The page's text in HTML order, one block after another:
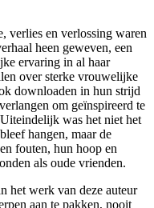
verlies en verlossing waren
heen geweven, een
ervaring in al haar
over sterke vrouwelijke
downloaden in hun strijd
om geïnspireerd te
was het niet het
hangen, maar de
fouten, hun hoop en
als oude vrienden.
het werk van deze auteur
aan te pakken, nooit